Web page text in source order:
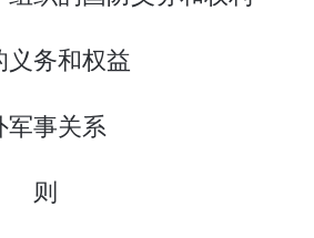
务和权益
事关系
则